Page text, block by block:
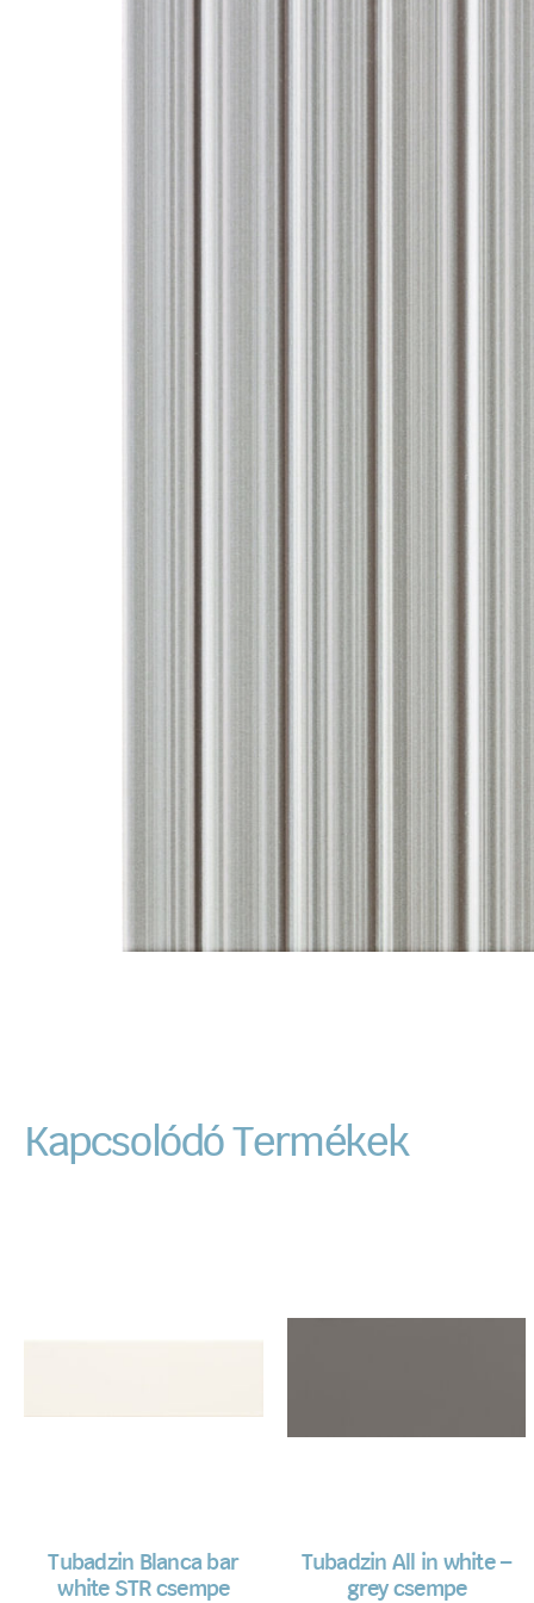
Kapcsolódó Termékek
Tubadzin Blanca bar
white STR csempe
Tubadzin All in white –
grey csempe